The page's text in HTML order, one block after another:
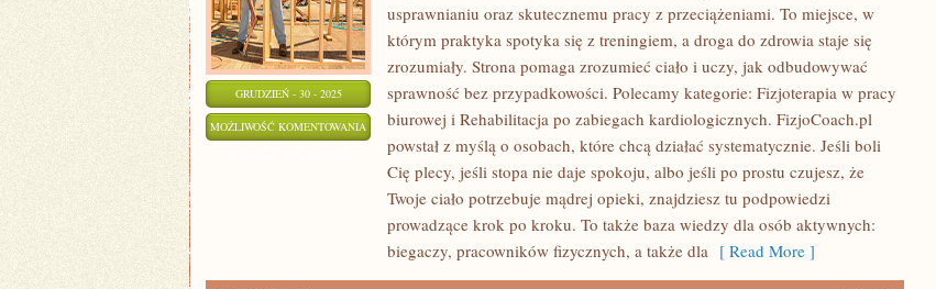
GRUDZIEŃ - 30 - 2025
MOŻLIWOŚĆ KOMENTOWANIA ORTOPEDIA
usprawnianiu oraz skutecznemu pracy z przeciążeniami. To miejsce, w
którym praktyka spotyka się z treningiem, a droga do zdrowia staje się
zrozumiały. Strona pomaga zrozumieć ciało i uczy, jak odbudowywać
sprawność bez przypadkowości. Polecamy kategorie: Fizjoterapia w pracy
biurowej i Rehabilitacja po zabiegach kardiologicznych. FizjoCoach.pl
powstał z myślą o osobach, które chcą działać systematycznie. Jeśli boli
Cię plecy, jeśli stopa nie daje spokoju, albo jeśli po prostu czujesz, że
Twoje ciało potrzebuje mądrej opieki, znajdziesz tu podpowiedzi
prowadzące krok po kroku. To także baza wiedzy dla osób aktywnych:
biegaczy, pracowników fizycznych, a także dla [ Read More ]